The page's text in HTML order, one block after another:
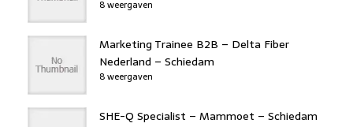
8 weergaven
Marketing Trainee B2B – Delta Fiber
Nederland – Schiedam
8 weergaven
SHE-Q Specialist – Mammoet – Schiedam